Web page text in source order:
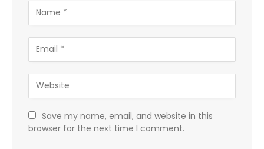
Save my name, email, and website in this
browser for the next time I comment.